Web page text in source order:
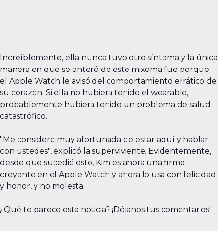
Increíblemente, ella nunca tuvo otro síntoma y la única
manera en que se enteró de este mixoma fue porque
el Apple Watch le avisó del comportamiento errático de
su corazón. Si ella no hubiera tenido el wearable,
probablemente hubiera tenido un problema de salud
catastrófico.
"Me considero muy afortunada de estar aquí y hablar
con ustedes", explicó la superviviente. Evidentemente,
desde que sucedió esto, Kim es ahora una firme
creyente en el Apple Watch y ahora lo usa con felicidad
y honor, y no molesta.
¿Qué te parece esta noticia? ¡Déjanos tus comentarios!